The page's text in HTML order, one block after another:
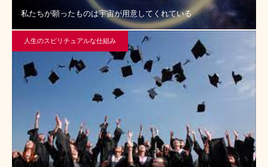
私たちが願ったものは宇宙が用意してくれている
人生のスピリチュアルな仕組み